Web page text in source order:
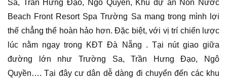
Sa, Trần Hưng Đạo, Ngô Quyền, Khu dự án Non Nước
Beach Front Resort Spa Trường Sa mang trong mình lợi
thế chẳng thể hoàn hảo hơn. Đặc biệt, với vị trí chiến lược
lúc nằm ngay trong KĐT Đà Nẵng . Tại nút giao giữa
đường lớn như Trường Sa, Trần Hưng Đạo, Ngô
Quyền…. Tại đây cư dân dễ dàng đi chuyển đến các khu